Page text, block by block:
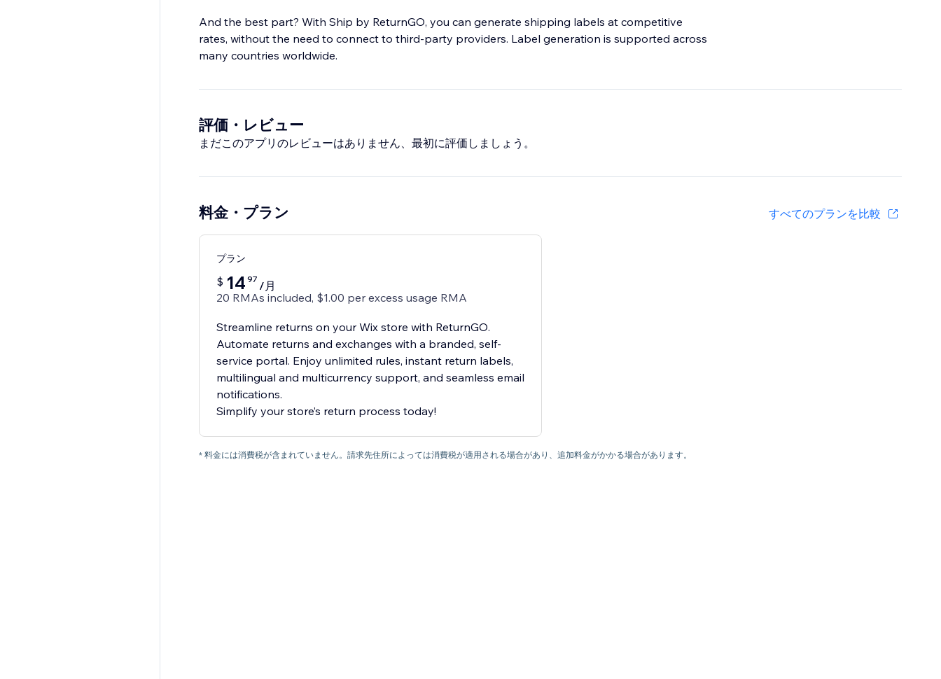
And the best part? With Ship by ReturnGO, you can generate shipping labels at competitive
rates, without the need to connect to third-party providers. Label generation is supported across
many countries worldwide.
評価・レビュー
まだこのアプリのレビューはありません、最初に評価しましょう。
料金・プラン すべてのプランを比較
プラン
$ 14 97 /月
20 RMAs included, $1.00 per excess usage RMA
Streamline returns on your Wix store with ReturnGO.
Automate returns and exchanges with a branded, self-
service portal. Enjoy unlimited rules, instant return labels,
multilingual and multicurrency support, and seamless email
notifications.
Simplify your store’s return process today!
* 料金には消費税が含まれていません。請求先住所によっては消費税が適用される場合があり、追加料金がかかる場合があります。